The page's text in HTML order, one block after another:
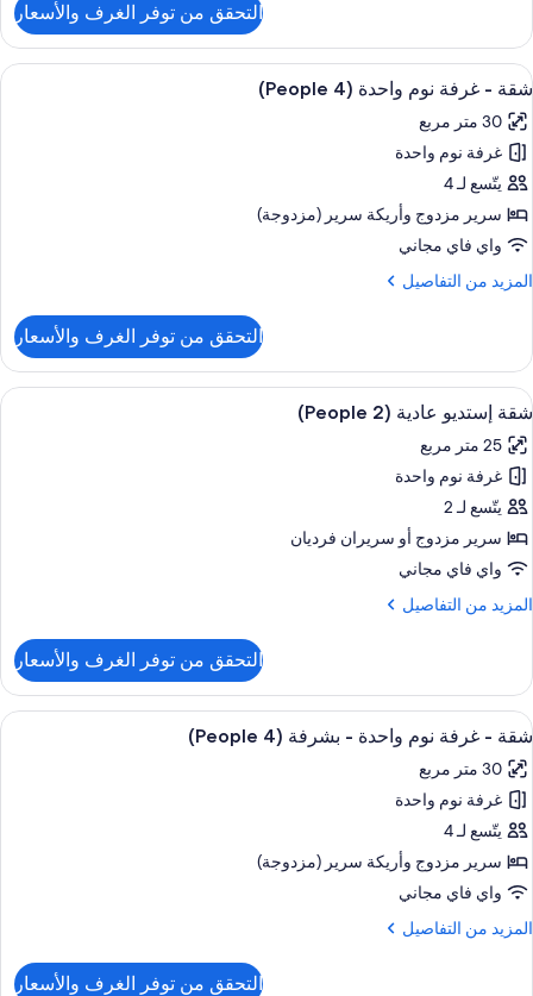
Studio
التحقق من توفر الغرف والأسعار
استعراض
جميع
صور
شقة
-
غرفة
نوم
واحدة
(4
خزنة داخل الغرفة ومكتب وتجهيزات
10
شقة - غرفة نوم واحدة (4 People)
30 متر مربع
غرفة نوم واحدة
يتّسع لـ 4
سرير مزدوج‫‬ وأريكة سرير (مزدوجة)
واي فاي مجاني
المزيد من التفاصيل
المزيد
شقة
غرفة
واحدة
(4
People)
التحقق من توفر الغرف والأسعار
استعراض
جميع
صور
شقة
إستديو
عادية
(2
People)
خزنة داخل الغرفة ومكتب وتجهيزات
7
شقة إستديو عادية (2 People)
25 متر مربع
غرفة نوم واحدة
يتّسع لـ 2
سرير مزدوج‫‬ أو سريران فرديان
واي فاي مجاني
المزيد من التفاصيل
المزيد
شقة
إستديو
عادية
People)
التحقق من توفر الغرف والأسعار
استعراض
جميع
صور
شقة
-
غرفة
نوم
واحدة
-
خزنة داخل الغرفة ومكتب وتجهيزات
11
شقة - غرفة نوم واحدة - بشرفة (4 People)
30 متر مربع
غرفة نوم واحدة
يتّسع لـ 4
سرير مزدوج‫‬ وأريكة سرير (مزدوجة)
واي فاي مجاني
المزيد من التفاصيل
المزيد
التحقق من توفر الغرف والأسعار